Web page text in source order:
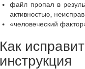
файл пропал в
активностью,
«человеческий
Как
инструкция